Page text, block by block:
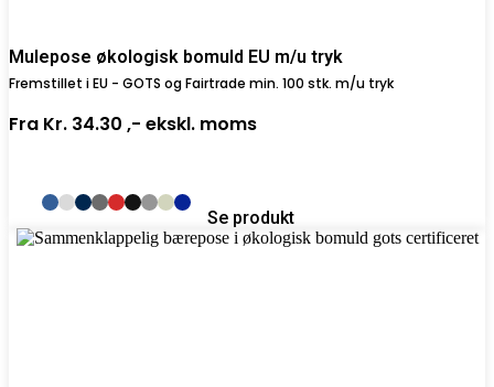
Mulepose økologisk bomuld EU m/u tryk
Fremstillet i EU - GOTS og Fairtrade min. 100 stk. m/u tryk
Fra Kr. 34.30 ,- ekskl. moms
Se produkt